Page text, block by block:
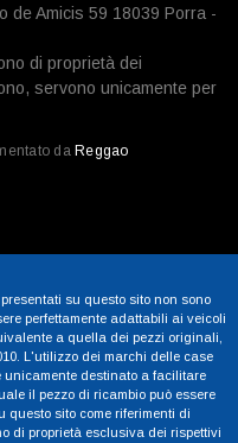
de Amicis 59 18039 Porra -
di proprietà dei
servono unicamente per
da Reggao
su questo sito non sono
perfettamente adattabili ai veicoli
a quella dei pezzi originali,
L'utilizzo dei marchi delle case
destinato a facilitare
il pezzo di ricambio può essere
questo sito come riferimenti di
di proprietà esclusiva dei rispettivi